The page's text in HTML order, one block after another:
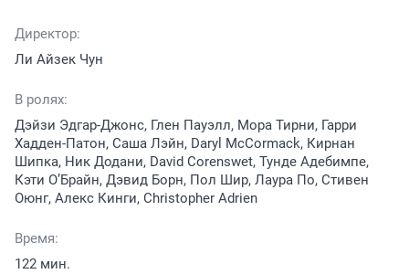
Директор:
Ли Айзек Чун
В ролях:
Дэйзи Эдгар-Джонс, Глен Пауэлл, Мора Тирни, Гарри
Хадден-Патон, Саша Лэйн, Daryl McCormack, Кирнан
Шипка, Ник Додани, David Corenswet, Тунде Адебимпе,
Кэти О’Брайн, Дэвид Борн, Пол Шир, Лаура По, Стивен
Оюнг, Алекс Кинги, Christopher Adrien
Время:
122 мин.